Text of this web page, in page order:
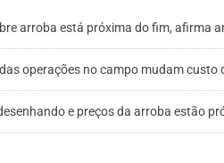
arroba está próxima do fim, afirma
operações no campo mudam
e preços da arroba estão